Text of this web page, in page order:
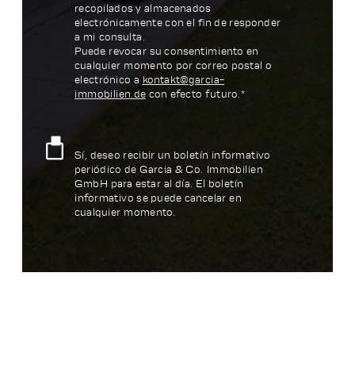
recopilados y almacenados
electrónicamente con el fin de responder
a mi consulta.
Puede revocar su consentimiento en
cualquier momento por correo postal o
electrónico a kontakt@garcia-
immobilien.de con efecto futuro.*
Sí, deseo recibir un boletín informativo
periódico de Garcia & Co. Immobilien
GmbH para estar al día. El boletín
informativo se puede cancelar en
cualquier momento.